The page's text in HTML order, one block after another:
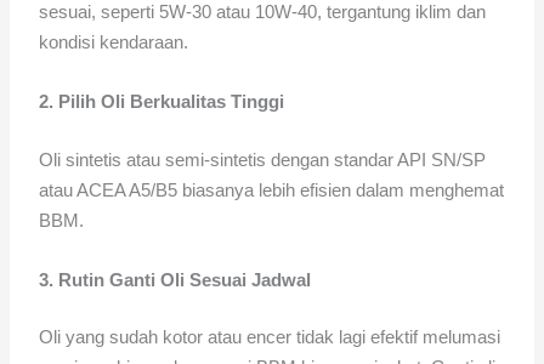
sesuai, seperti 5W-30 atau 10W-40, tergantung iklim dan
kondisi kendaraan.
2. Pilih Oli Berkualitas Tinggi
Oli sintetis atau semi-sintetis dengan standar API SN/SP
atau ACEA A5/B5 biasanya lebih efisien dalam menghemat
BBM.
3. Rutin Ganti Oli Sesuai Jadwal
Oli yang sudah kotor atau encer tidak lagi efektif melumasi